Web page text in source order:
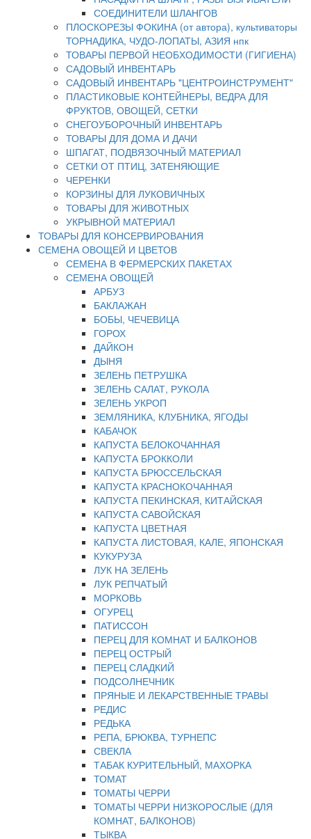
СОЕДИНИТЕЛИ ШЛАНГОВ
ПЛОСКОРЕЗЫ ФОКИНА (от автора), культиваторы
ТОРНАДИКА, ЧУДО-ЛОПАТЫ, АЗИЯ нпк
ТОВАРЫ ПЕРВОЙ НЕОБХОДИМОСТИ (ГИГИЕНА)
САДОВЫЙ ИНВЕНТАРЬ
САДОВЫЙ ИНВЕНТАРЬ "ЦЕНТРОИНСТРУМЕНТ"
ПЛАСТИКОВЫЕ КОНТЕЙНЕРЫ, ВЕДРА ДЛЯ
ФРУКТОВ, ОВОЩЕЙ, СЕТКИ
СНЕГОУБОРОЧНЫЙ ИНВЕНТАРЬ
ТОВАРЫ ДЛЯ ДОМА И ДАЧИ
ШПАГАТ, ПОДВЯЗОЧНЫЙ МАТЕРИАЛ
СЕТКИ ОТ ПТИЦ, ЗАТЕНЯЮЩИЕ
ЧЕРЕНКИ
КОРЗИНЫ ДЛЯ ЛУКОВИЧНЫХ
ТОВАРЫ ДЛЯ ЖИВОТНЫХ
УКРЫВНОЙ МАТЕРИАЛ
ТОВАРЫ ДЛЯ КОНСЕРВИРОВАНИЯ
СЕМЕНА ОВОЩЕЙ И ЦВЕТОВ
СЕМЕНА В ФЕРМЕРСКИХ ПАКЕТАХ
СЕМЕНА ОВОЩЕЙ
АРБУЗ
БАКЛАЖАН
БОБЫ, ЧЕЧЕВИЦА
ГОРОХ
ДАЙКОН
ДЫНЯ
ЗЕЛЕНЬ ПЕТРУШКА
ЗЕЛЕНЬ САЛАТ, РУКОЛА
ЗЕЛЕНЬ УКРОП
ЗЕМЛЯНИКА, КЛУБНИКА, ЯГОДЫ
КАБАЧОК
КАПУСТА БЕЛОКОЧАННАЯ
КАПУСТА БРОККОЛИ
КАПУСТА БРЮССЕЛЬСКАЯ
КАПУСТА КРАСНОКОЧАННАЯ
КАПУСТА ПЕКИНСКАЯ, КИТАЙСКАЯ
КАПУСТА САВОЙСКАЯ
КАПУСТА ЦВЕТНАЯ
КАПУСТА ЛИСТОВАЯ, КАЛЕ, ЯПОНСКАЯ
КУКУРУЗА
ЛУК НА ЗЕЛЕНЬ
ЛУК РЕПЧАТЫЙ
МОРКОВЬ
ОГУРЕЦ
ПАТИССОН
ПЕРЕЦ ДЛЯ КОМНАТ И БАЛКОНОВ
ПЕРЕЦ ОСТРЫЙ
ПЕРЕЦ СЛАДКИЙ
ПОДСОЛНЕЧНИК
ПРЯНЫЕ И ЛЕКАРСТВЕННЫЕ ТРАВЫ
РЕДИС
РЕДЬКА
РЕПА, БРЮКВА, ТУРНЕПС
СВЕКЛА
ТАБАК КУРИТЕЛЬНЫЙ, МАХОРКА
ТОМАТ
ТОМАТЫ ЧЕРРИ
ТОМАТЫ ЧЕРРИ НИЗКОРОСЛЫЕ (ДЛЯ
КОМНАТ, БАЛКОНОВ)
ТЫКВА